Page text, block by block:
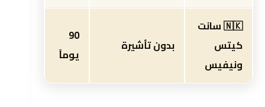
🇳🇰 سانت
كيتس
ونيفيس
بدون تأشيرة
90
يوماً